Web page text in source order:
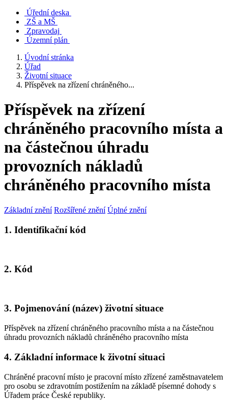
Úřední deska
ZŠ a MŠ
Zpravodaj
Územní plán
Úvodní stránka
Úřad
Životní situace
Příspěvek na zřízení chráněného...
Příspěvek na zřízení
chráněného pracovního místa a
na částečnou úhradu
provozních nákladů
chráněného pracovního místa
Základní znění Rozšířené znění Úplné znění
1. Identifikační kód
2. Kód
3. Pojmenování (název) životní situace
Příspěvek na zřízení chráněného pracovního místa a na částečnou
úhradu provozních nákladů chráněného pracovního místa
4. Základní informace k životní situaci
Chráněné pracovní místo je pracovní místo zřízené zaměstnavatelem
pro osobu se zdravotním postižením na základě písemné dohody s
Úřadem práce České republiky.